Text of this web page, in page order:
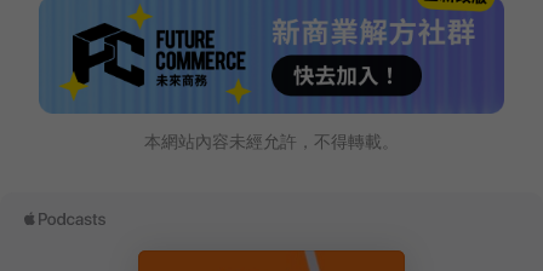
本網站內容未經允許，不得轉載。